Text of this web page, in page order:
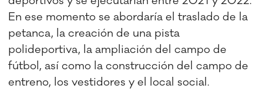
En ese momento se abordaría el traslado de la
petanca, la creación de una pista
polideportiva, la ampliación del campo de
fútbol, así como la construcción del campo de
entreno, los vestidores y el local social.